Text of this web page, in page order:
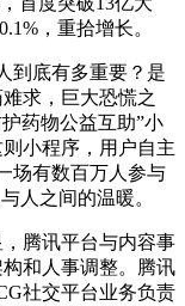
，重拾增长。
底有多重要？是
求，巨大恐慌之
药物公益互助”小
小程序，用户自主
场有数百万人参与
人之间的温暖。
腾讯平台与内容事
和人事调整。腾讯
社交平台业务负责